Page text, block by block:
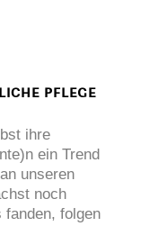
PFLEGE
ihre
ein Trend
unseren
noch
fanden, folgen